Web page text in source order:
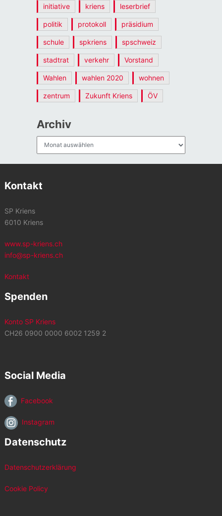
initiative kriens leserbrief
politik protokoll präsidium
schule spkriens spschweiz
stadtrat verkehr Vorstand
Wahlen wahlen 2020 wohnen
zentrum Zukunft Kriens ÖV
Archiv
Kontakt
SP Kriens
6010 Kriens
www.sp-kriens.ch
info@sp-kriens.ch
Kontakt
Spenden
Konto SP Kriens
CH26 0900 0000 6002 1259 2
Social Media
Facebook
Instagram
Datenschutz
Datenschutzerklärung
Cookie Policy